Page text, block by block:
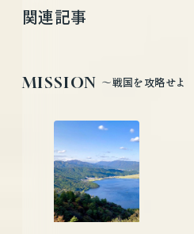
関連記事
MISSION 〜戦国を攻略せよ